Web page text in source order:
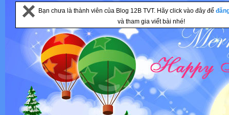
Bạn chưa là thành viên của Blog 12B TVT. Hãy click vào đây để
và tham gia viết bài nhé!